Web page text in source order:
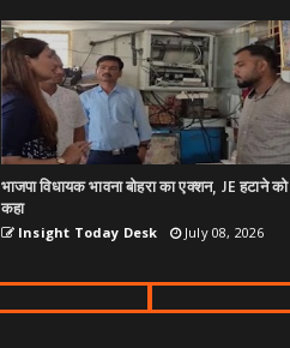
भाजपा विधायक भावना बोहरा का एक्शन, JE हटाने को
कहा
Insight Today Desk July 08, 2026